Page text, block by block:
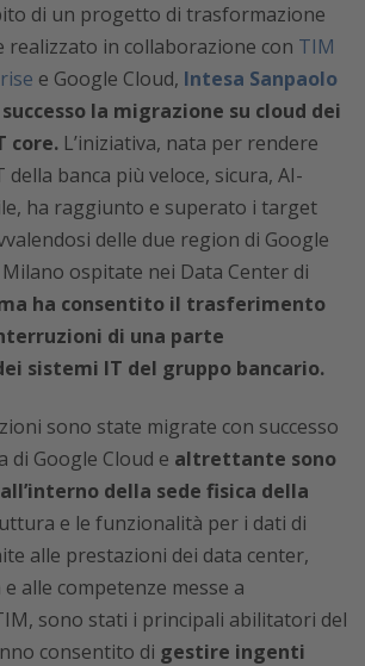
di un progetto di trasformazione
realizzato in collaborazione con TIM
e Google Cloud, Intesa Sanpaolo
la migrazione su cloud dei
core. L’iniziativa, nata per rendere
banca più veloce, sicura, AI-
ha raggiunto e superato i target
delle due region di Google
ospitate nei Data Center di
ha consentito il trasferimento
di una parte
sistemi IT del gruppo bancario.
sono state migrate con successo
di Google Cloud e altrettante sono
della sede fisica della
e le funzionalità per i dati di
alle prestazioni dei data center,
alle competenze messe a
sono stati i principali abilitatori del
consentito di gestire ingenti